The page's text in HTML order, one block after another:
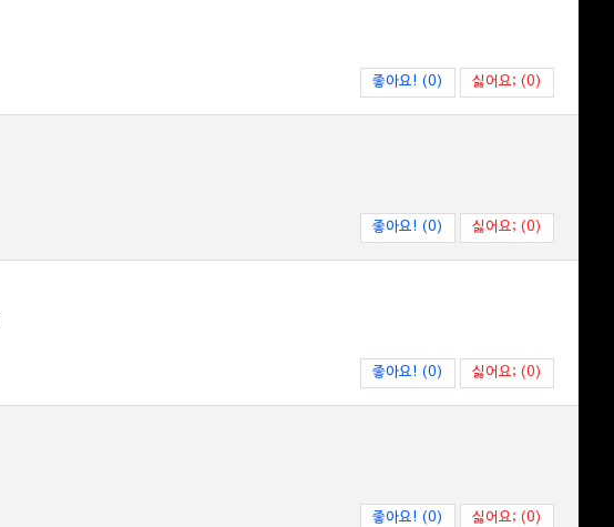
좋아요! (0) 싫어요; (0)
좋아요! (0) 싫어요; (0)
좋아요! (0) 싫어요; (0)
좋아요! (0) 싫어요; (0)